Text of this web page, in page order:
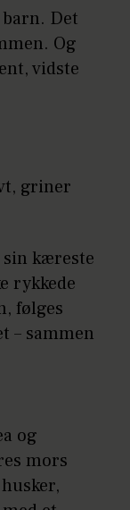
barn. Det
Og
vidste
griner
sin kæreste
rykkede
følges
– sammen
og
mors